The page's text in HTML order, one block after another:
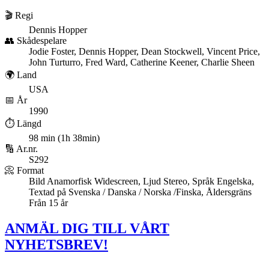
🎬 Regi
Dennis Hopper
👥 Skådespelare
Jodie Foster, Dennis Hopper, Dean Stockwell, Vincent Price,
John Turturro, Fred Ward, Catherine Keener, Charlie Sheen
🌍 Land
USA
📅 År
1990
⏱️ Längd
98 min (1h 38min)
🔢 Ar.nr.
S292
📀 Format
Bild Anamorfisk Widescreen, Ljud Stereo, Språk Engelska,
Textad på Svenska / Danska / Norska /Finska, Åldersgräns
Från 15 år
ANMÄL DIG TILL VÅRT
NYHETSBREV!